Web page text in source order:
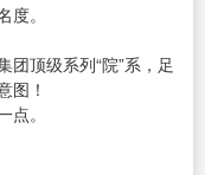
。
团顶级系列“院”系，足
图！
。